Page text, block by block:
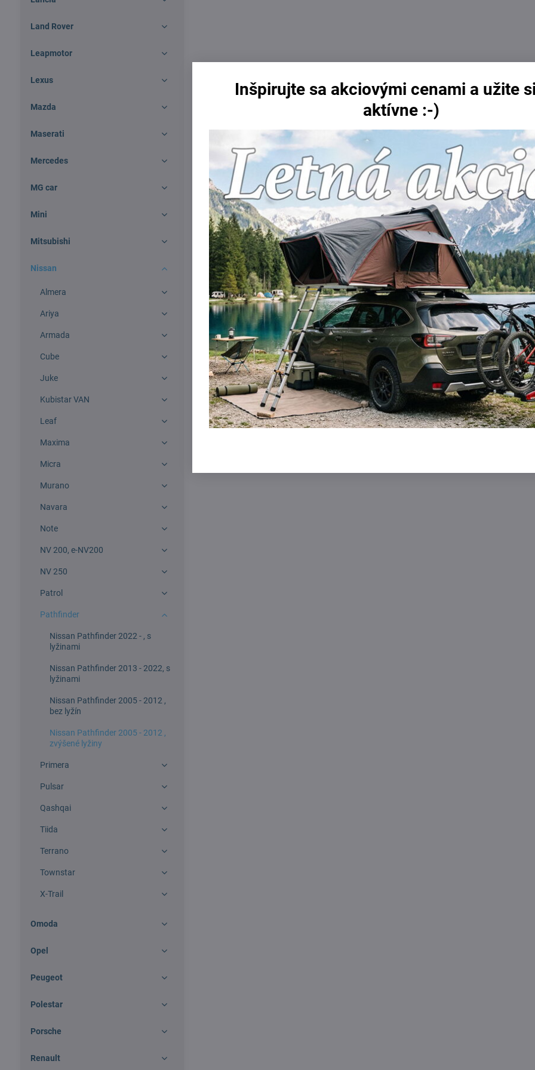
Land Rover
Leapmotor
Lexus
Mazda
Maserati
Mercedes
MG car
Mini
Mitsubishi
Nissan
Almera
Ariya
Armada
Cube
Juke
Kubistar VAN
Leaf
Maxima
Micra
Murano
Navara
Note
NV 200, e-NV200
NV 250
Patrol
Pathfinder
Nissan Pathfinder 2022 - , s
lyžinami
Nissan Pathfinder 2013 - 2022, s
lyžinami
Nissan Pathfinder 2005 - 2012 ,
bez lyžín
Nissan Pathfinder 2005 - 2012 ,
zvýšené lyžiny
Primera
Pulsar
Qashqai
Tiida
Terrano
Townstar
X-Trail
Omoda
Opel
Peugeot
Polestar
Porsche
Renault
Inšpirujte sa akciovými cenami a užite
aktívne :-)